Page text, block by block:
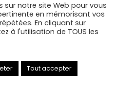
- Réalisé parAthome Studio
sur notre site Web pour vous
en mémorisant vos
En cliquant sur
à l'utilisation de TOUS les
Tout accepter